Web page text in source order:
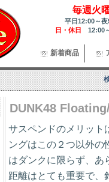
毎週火
平日12:00～
日・休日 12:00
新着商品
DUNK48 Floating/
サスペンドのメリット
ングはこの２つ以外の
はダンクに限らず、あ
距離はとても重要で、